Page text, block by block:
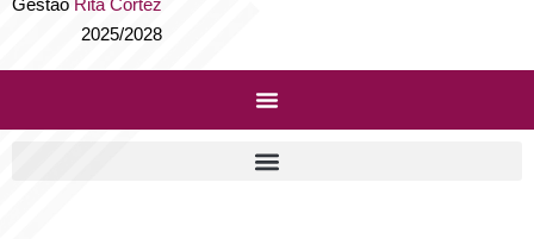
Gestão Rita Cortez
2025/2028